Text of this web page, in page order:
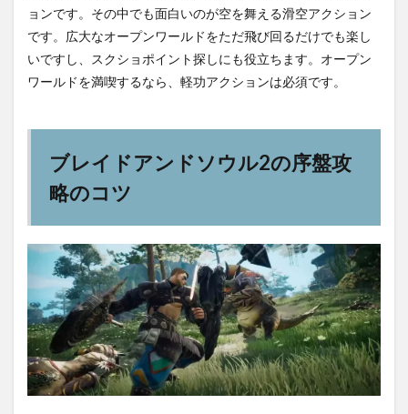
ョンです。その中でも面白いのが空を舞える滑空アクション
です。広大なオープンワールドをただ飛び回るだけでも楽し
いですし、スクショポイント探しにも役立ちます。オープン
ワールドを満喫するなら、軽功アクションは必須です。
ブレイドアンドソウル2の序盤攻
略のコツ